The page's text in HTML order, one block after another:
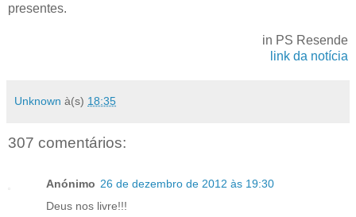
presentes.
in PS Resende
link da notícia
Unknown à(s) 18:35
307 comentários:
Anónimo 26 de dezembro de 2012 às 19:30
Deus nos livre!!!